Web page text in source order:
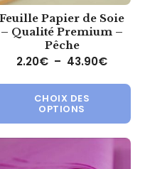
prix : 2.20€ à 43.90€
a plusieurs
Feuille Papier de Soie
– Qualité Premium –
Pêche
2.20€ – 43.90€Plage
CHOIX DES
OPTIONS